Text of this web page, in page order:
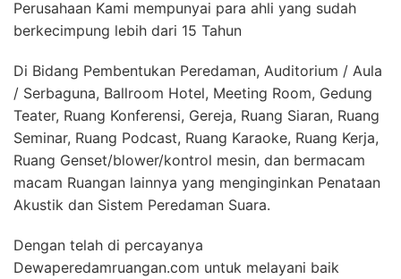
Perusahaan Kami mempunyai para ahli yang sudah
berkecimpung lebih dari 15 Tahun
Di Bidang Pembentukan Peredaman, Auditorium / Aula
/ Serbaguna, Ballroom Hotel, Meeting Room, Gedung
Teater, Ruang Konferensi, Gereja, Ruang Siaran, Ruang
Seminar, Ruang Podcast, Ruang Karaoke, Ruang Kerja,
Ruang Genset/blower/kontrol mesin, dan bermacam
macam Ruangan lainnya yang menginginkan Penataan
Akustik dan Sistem Peredaman Suara.
Dengan telah di percayanya
Dewaperedamruangan.com untuk melayani baik